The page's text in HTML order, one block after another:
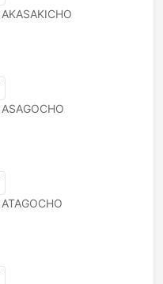
AKASAKICHO
ASAGOCHO
ATAGOCHO